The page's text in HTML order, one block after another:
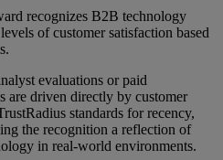
recognizes B2B technology
of customer satisfaction based
evaluations or paid
are driven directly by customer
standards for recency,
the recognition a reflection of
in real-world environments.